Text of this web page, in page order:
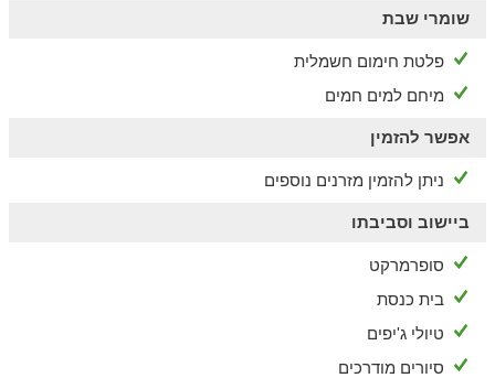
שומרי שבת
פלטת חימום חשמלית
מיחם למים חמים
אפשר להזמין
ניתן להזמין מזרנים נוספים
ביישוב וסביבתו
סופרמרקט
בית כנסת
טיולי ג'יפים
סיורים מודרכים